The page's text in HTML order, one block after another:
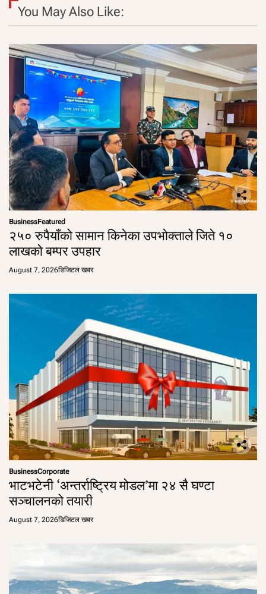
You May Also Like:
BusinessFeatured
२५० रुपैयाँको सामान किनेका उपभोक्ताले जिते १०
लाखको बम्पर उपहार
August 7, 2026डिजिटल खबर
BusinessCorporate
भाटभटेनी ‘अन्तर्राष्ट्रिय मोडल’मा २४ सै घण्टा
सञ्चालनको तयारी
August 7, 2026डिजिटल खबर